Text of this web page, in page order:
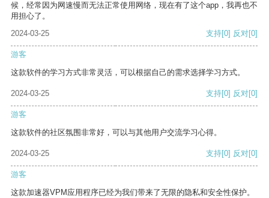
候，经常因为网速慢而无法正常使用网络，现在有了这个app，我再也不
用担心了。
2024-03-25
支持[0] 反对[0]
游客
这款软件的学习方式非常灵活，可以根据自己的需求选择学习方式。
2024-03-25 支持[0] 反对[0]
游客
这款软件的社区氛围非常好，可以与其他用户交流学习心得。
2024-03-25 支持[0] 反对[0]
游客
这款加速器VPM应用程序已经为我们带来了无限的隐私和安全性保护。